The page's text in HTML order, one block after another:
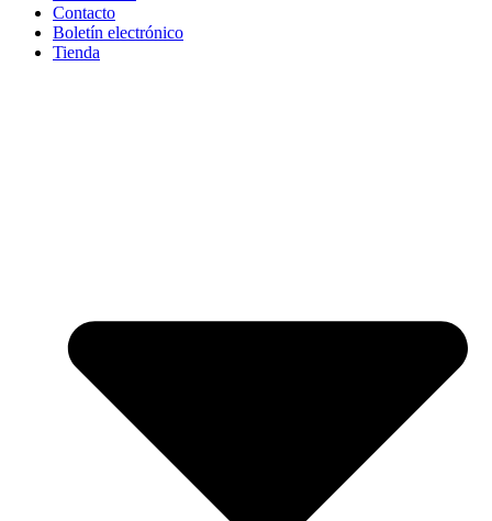
Contacto
Boletín electrónico
Tienda